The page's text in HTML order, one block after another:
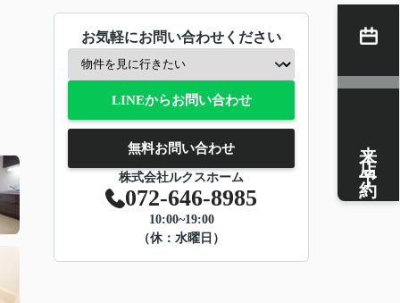
お気軽にお問い合わせください
LINEからお問い合わせ
無料お問い合わせ
株式会社ルクスホーム
072-646-8985
10:00~19:00
（休：水曜日）
来店予約